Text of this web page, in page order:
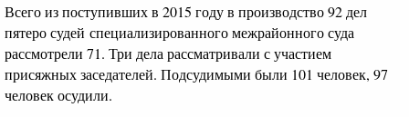
Всего из поступивших в 2015 году в производство 92 дел
пятеро судей специализированного межрайонного суда
рассмотрели 71. Три дела рассматривали с участием
присяжных заседателей. Подсудимыми были 101 человек, 97
человек осудили.